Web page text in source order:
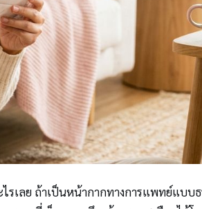
ย ถ้าเป็นหน้ากากทางการแพทย์แบบธร